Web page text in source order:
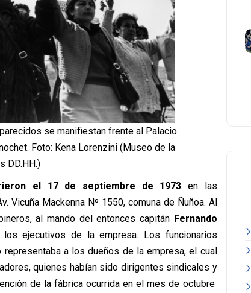
se manifiestan frente al Palacio
Foto: Kena Lorenzini (Museo de la
DD.HH.)
el 17 de septiembre de 1973 en las
Vicuña Mackenna Nº 1550, comuna de Ñuñoa. Al
al mando del entonces capitán Fernando
ejecutivos de la empresa. Los funcionarios
a los dueños de la empresa, el cual
quienes habían sido dirigentes sindicales y
de la fábrica ocurrida en el mes de octubre